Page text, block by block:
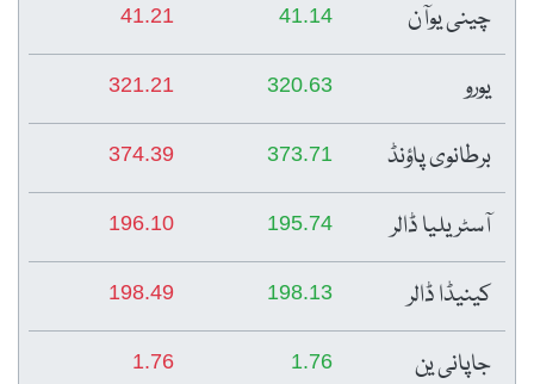
چینی یوآن
41.14
41.21
یورو 320.63
321.21
برطانوی پاؤنڈ 373.71
374.39
آسٹریلیا ڈالر 195.74
196.10
کینیڈا ڈالر 198.13
198.49
جاپانی ین 1.76
1.76